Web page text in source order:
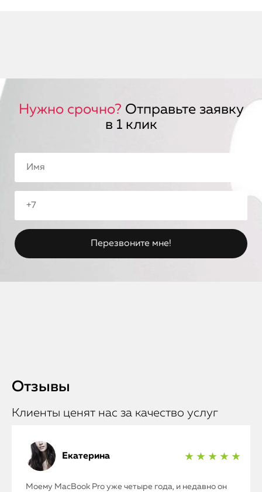
Нужно срочно? Отправьте заявку
в 1 клик
Отзывы
Клиенты ценят нас за качество услуг
Екатерина ★ ★ ★ ★ ★
Моему MacBook Pro уже четыре года, и недавно он